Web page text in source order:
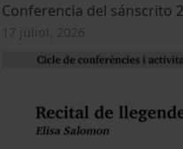
Conferencia del sánscrito
17 juliol, 2026